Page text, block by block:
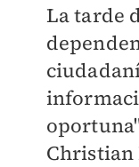
La tarde
Christian